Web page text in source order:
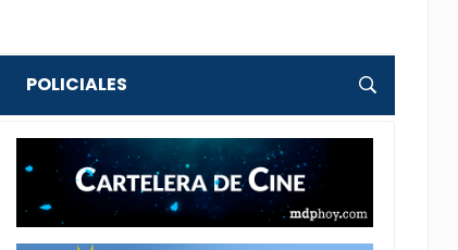
POLICIALES